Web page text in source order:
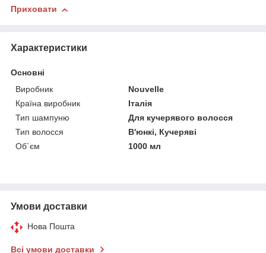
Приховати
Характеристики
Основні
Виробник
Nouvelle
Країна виробник
Італія
Тип шампуню
Для кучерявого волосся
Тип волосся
В'юнкі, Кучеряві
Об`єм
1000 мл
Умови доставки
Нова Пошта
Всі умови доставки